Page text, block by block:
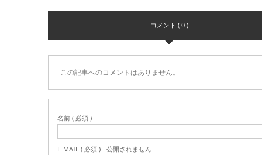
コメント ( 0 )
この記事へのコメントはありません。
名前 ( 必須 )
E-MAIL ( 必須 ) - 公開されません -